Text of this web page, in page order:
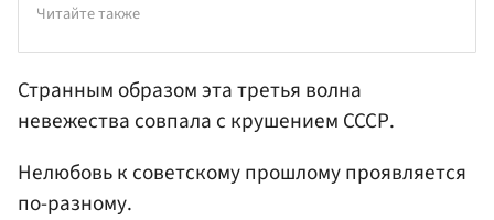
Читайте также
Странным образом эта третья волна
невежества совпала с крушением СССР.
Нелюбовь к советскому прошлому проявляется
по-разному.